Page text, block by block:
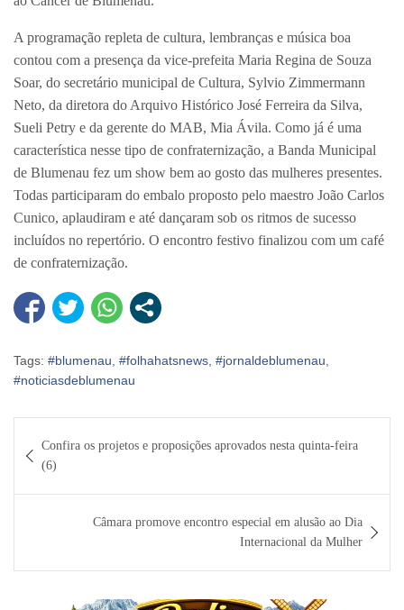
A programação repleta de cultura, lembranças e música boa
contou com a presença da vice-prefeita Maria Regina de Souza
Soar, do secretário municipal de Cultura, Sylvio Zimmermann
Neto, da diretora do Arquivo Histórico José Ferreira da Silva,
Sueli Petry e da gerente do MAB, Mia Ávila. Como já é uma
característica nesse tipo de confraternização, a Banda Municipal
de Blumenau fez um show bem ao gosto das mulheres presentes.
Todas participaram do embalo proposto pelo maestro João Carlos
Cunico, aplaudiram e até dançaram sob os ritmos de sucesso
incluídos no repertório. O encontro festivo finalizou com um café
de confraternização.
Tags: #blumenau, #folhahatsnews, #jornaldeblumenau,
#noticiasdeblumenau
de
Post
Confira os projetos e proposições aprovados nesta quinta-feira
(6)
Câmara promove encontro especial em alusão ao Dia
Internacional da Mulher